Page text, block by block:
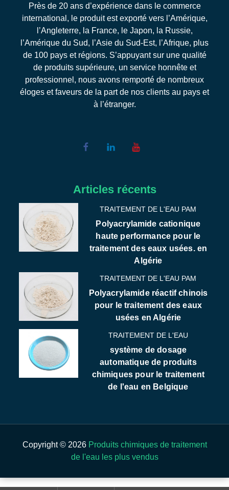
Près de 20 ans d’expérience dans le commerce
international, le produit est exporté vers l’Amérique,
l’Angleterre, la France, le Japon, la Russie,
l’Amérique du Sud, l’Asie du Sud-Est, l’Afrique, plus
de 100 pays et régions. S’appuyant sur une qualité
de produits supérieure, un service honnête et
professionnel, nous avons remporté de nombreux
éloges et faveurs de la part de nos clients au pays et
à l’étranger.
Articles récents
TRAITEMENT DE L'EAU PAM
Polyacrylamide cationique
haute performance pour le
traitement des eaux usées. en
Algérie
TRAITEMENT DE L'EAU PAM
Polyacrylamide réactif chinois
pour le traitement des eaux
usées en Algérie
TRAITEMENT DE L'EAU
système de dosage
automatique de produits
chimiques pour le traitement
de l'eau en Belgique
Copyright © 2026 Produits chimiques de traitement
de l'eau les plus vendus